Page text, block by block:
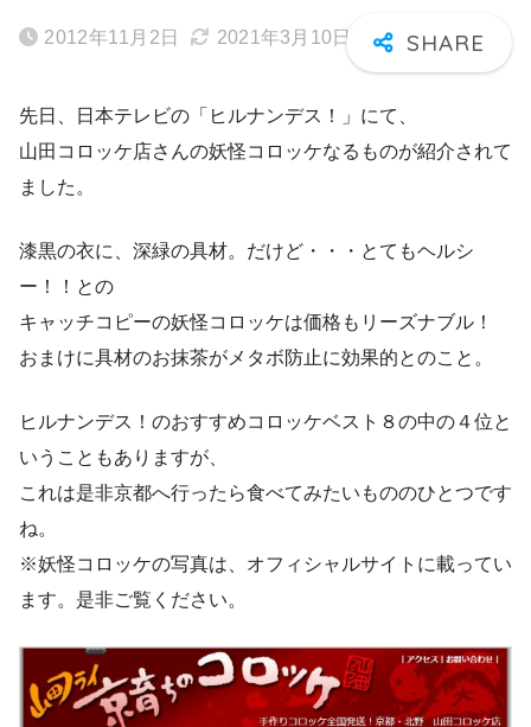
2012年11月2日 2021年3月10日
先日、日本テレビの「ヒルナンデス！」にて、
山田コロッケ店さんの妖怪コロッケなるものが紹介されて
ました。
漆黒の衣に、深緑の具材。だけど・・・とてもヘルシ
ー！！との
キャッチコピーの妖怪コロッケは価格もリーズナブル！
おまけに具材のお抹茶がメタボ防止に効果的とのこと。
ヒルナンデス！のおすすめコロッケベスト８の中の４位と
いうこともありますが、
これは是非京都へ行ったら食べてみたいもののひとつです
ね。
※妖怪コロッケの写真は、オフィシャルサイトに載ってい
ます。是非ご覧ください。